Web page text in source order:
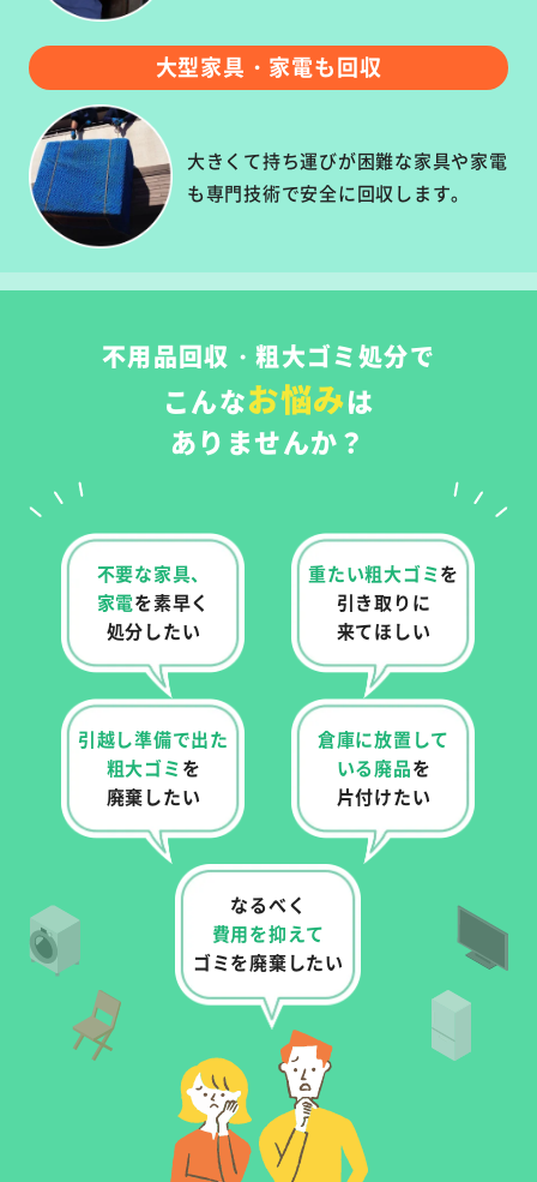
大型家具・家電も回収
大きくて持ち運びが困難な家具や家電
も専門技術で安全に回収します。
不用品回収・粗大ゴミ処分で
こんなお悩みは
ありませんか？
不要な家具、
家電を素早く
処分したい
重たい粗大ゴミを
引き取りに
来てほしい
引越し準備で出た
粗大ゴミを
廃棄したい
倉庫に放置して
いる廃品を
片付けたい
なるべく
費用を抑えて
ゴミを廃棄したい